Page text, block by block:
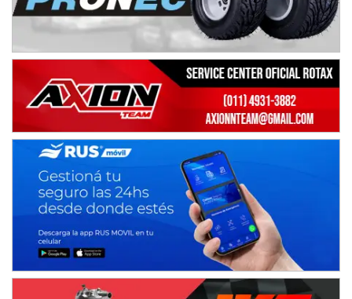
Baradero (Buenos Aires)
Ciudad de Trenque Lauquen (Asfalto)
ENTRERRIANO - F6 (POSTERGADA)
Parque de la Velocidad (Asfalto)
VICTORIENSE - F7
El Cerro (Tierra)
Victoria (Entre Ríos)
PATAGONICO - F6
Moto Club Reginense (Tierra)
Gral. E. Godoy (Río Negro)
CSK - F7
Juventud Unida (Tierra)